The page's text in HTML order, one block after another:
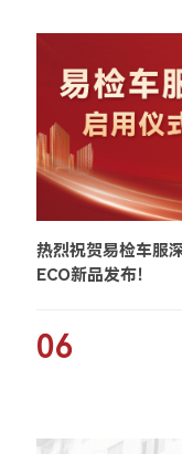
热烈祝贺易检车服
ECO新品发布！
06